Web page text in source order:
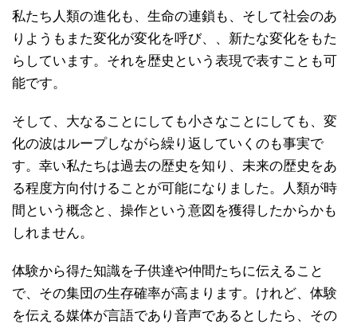
私たち人類の進化も、生命の連鎖も、そして社会のあ
りようもまた変化が変化を呼び、、新たな変化をもた
らしています。それを歴史という表現で表すことも可
能です。
そして、大なることにしても小さなことにしても、変
化の波はループしながら繰り返していくのも事実で
す。幸い私たちは過去の歴史を知り、未来の歴史をあ
る程度方向付けることが可能になりました。人類が時
間という概念と、操作という意図を獲得したからかも
しれません。
体験から得た知識を子供達や仲間たちに伝えること
で、その集団の生存確率が高まります。けれど、体験
を伝える媒体が言語であり音声であるとしたら、その